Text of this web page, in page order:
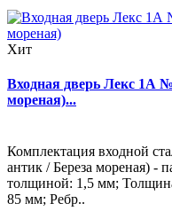
Хит
Входная дверь Лекс 1А
мореная)...
Комплектация входной
антик / Береза мореная) -
толщиной: 1,5 мм;
85 мм; Ребр..